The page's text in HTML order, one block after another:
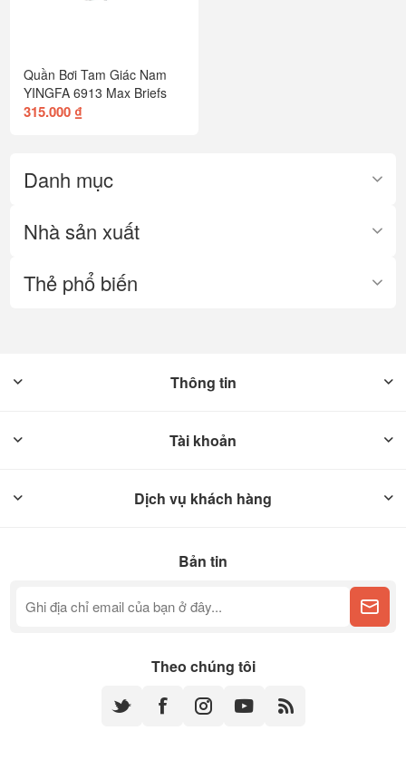
Danh mục
Nhà sản xuất
Thẻ phổ biến
Quần Bơi Tam Giác Nam
YINGFA 6913 Max Briefs
315.000 ₫
Thông tin
Tài khoản
Dịch vụ khách hàng
Bản tin
Theo chúng tôi